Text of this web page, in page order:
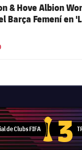
& Hove Albion
Barça Femení en
de Clubs FIFA
Trofeo del
3